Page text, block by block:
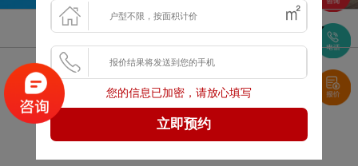
风格 面积 户型
浏览更多VR案例
您的信息已加密，请放心填写